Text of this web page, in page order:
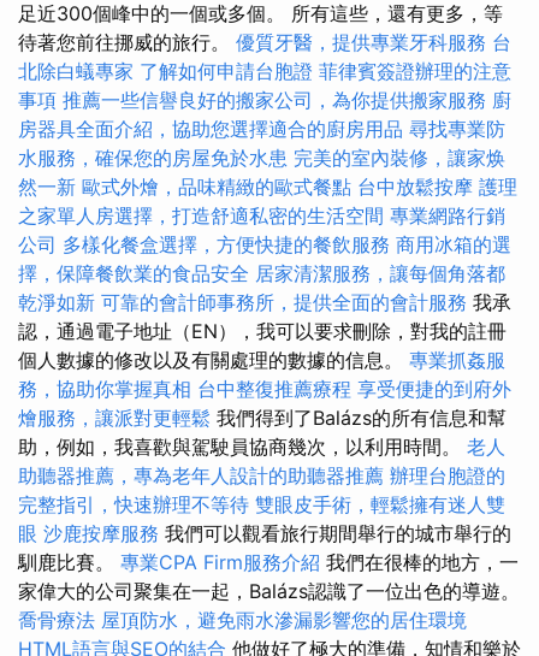
足近300個峰中的一個或多個。 所有這些，還有更多，等
待著您前往挪威的旅行。 優質牙醫，提供專業牙科服務 台
北除白蟻專家 了解如何申請台胞證 菲律賓簽證辦理的注意
事項 推薦一些信譽良好的搬家公司，為你提供搬家服務 廚
房器具全面介紹，協助您選擇適合的廚房用品 尋找專業防
水服務，確保您的房屋免於水患 完美的室內裝修，讓家焕
然一新 歐式外燴，品味精緻的歐式餐點 台中放鬆按摩 護理
之家單人房選擇，打造舒適私密的生活空間 專業網路行銷
公司 多樣化餐盒選擇，方便快捷的餐飲服務 商用冰箱的選
擇，保障餐飲業的食品安全 居家清潔服務，讓每個角落都
乾淨如新 可靠的會計師事務所，提供全面的會計服務 我承
認，通過電子地址（EN），我可以要求刪除，對我的註冊
個人數據的修改以及有關處理的數據的信息。 專業抓姦服
務，協助你掌握真相 台中整復推薦療程 享受便捷的到府外
燴服務，讓派對更輕鬆 我們得到了Balázs的所有信息和幫
助，例如，我喜歡與駕駛員協商幾次，以利用時間。 老人
助聽器推薦，專為老年人設計的助聽器推薦 辦理台胞證的
完整指引，快速辦理不等待 雙眼皮手術，輕鬆擁有迷人雙
眼 沙鹿按摩服務 我們可以觀看旅行期間舉行的城市舉行的
馴鹿比賽。 專業CPA Firm服務介紹 我們在很棒的地方，一
家偉大的公司聚集在一起，Balázs認識了一位出色的導遊。
喬骨療法 屋頂防水，避免雨水滲漏影響您的居住環境
HTML語言與SEO的結合 他做好了極大的準備，知情和樂於